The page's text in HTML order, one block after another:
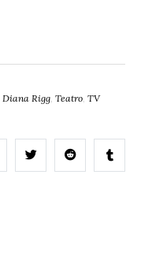
Diana Rigg, Teatro, TV